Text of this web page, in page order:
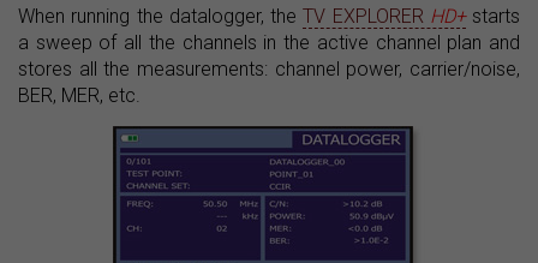
When running the datalogger, theTV EXPLORER HD+starts
a sweep of all the channels in the active channel plan and
stores all the measurements: channel power, carrier/noise,
BER, MER, etc.